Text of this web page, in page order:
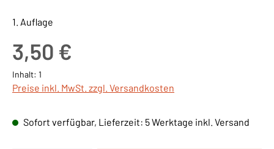
1. Auflage
3,50 €
Inhalt: 1
Preise inkl. MwSt. zzgl. Versandkosten
Sofort verfügbar, Lieferzeit: 5 Werktage inkl. Versand